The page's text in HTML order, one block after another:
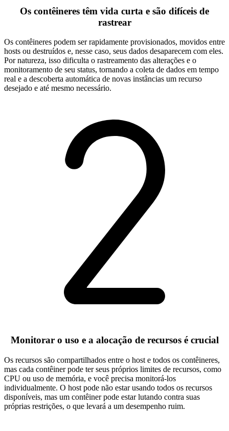
Os contêineres têm vida curta e são difíceis de
rastrear
Os contêineres podem ser rapidamente provisionados, movidos entre
hosts ou destruídos e, nesse caso, seus dados desaparecem com eles.
Por natureza, isso dificulta o rastreamento das alterações e o
monitoramento de seu status, tornando a coleta de dados em tempo
real e a descoberta automática de novas instâncias um recurso
desejado e até mesmo necessário.
Monitorar o uso e a alocação de recursos é crucial
Os recursos são compartilhados entre o host e todos os contêineres,
mas cada contêiner pode ter seus próprios limites de recursos, como
CPU ou uso de memória, e você precisa monitorá-los
individualmente. O host pode não estar usando todos os recursos
disponíveis, mas um contêiner pode estar lutando contra suas
próprias restrições, o que levará a um desempenho ruim.